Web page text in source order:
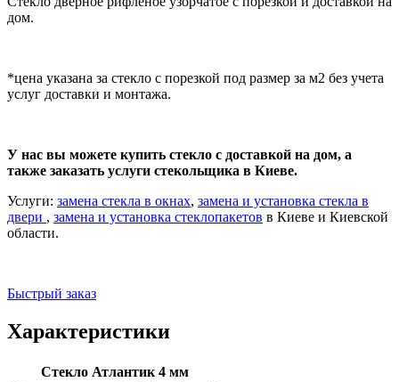
дом.
*цена указана за стекло с порезкой под размер за м2 без учета
услуг доставки и монтажа.
У нас вы можете купить стекло с доставкой на дом, а
также заказать услуги стекольщика в Киеве.
Услуги: замена стекла в окнах, замена и установка стекла в
двери , замена и установка стеклопакетов в Киеве и Киевской
области.
Быстрый заказ
Характеристики
Стекло Атлантик 4 мм